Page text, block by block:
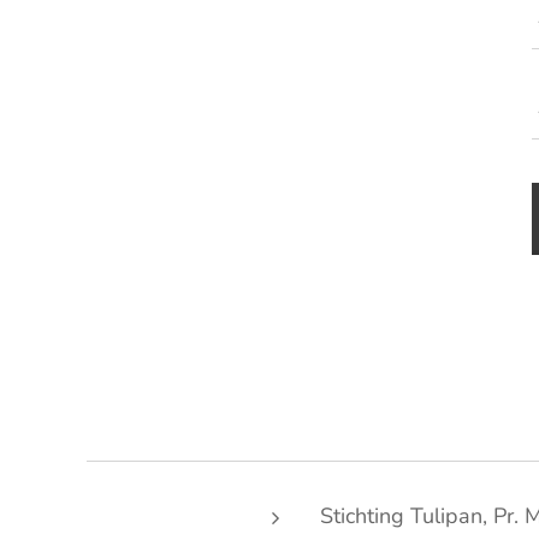
Stichting Tulipan, Pr.